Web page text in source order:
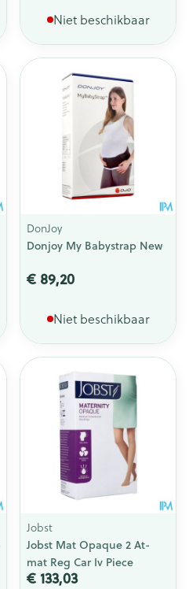
Niet beschikbaar
DonJoy
Donjoy My Babystrap New
€ 89,20
Niet beschikbaar
Jobst
Jobst Mat Opaque 2 At-
mat Reg Car Iv Piece
€ 133,03